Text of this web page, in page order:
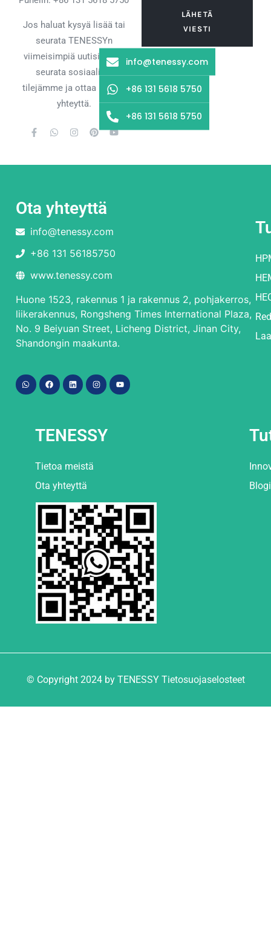
Jos haluat kysyä lisää tai
seurata TENESSYn
viimeisimpiä uutisia, voit
seurata sosiaalisia
tilejämme ja ottaa meihin
yhteyttä.
LÄHETÄ
VIESTI
Ota yhteyttä
info@tenessy.com
+86 131 56185750
www.tenessy.com
Huone 1523, rakennus 1 ja rakennus 2, pohjakerros,
liikerakennus, Rongsheng Times International Plaza,
No. 9 Beiyuan Street, Licheng District, Jinan City,
Shandongin maakunta.
TENESSY
Tietoa meistä
Ota yhteyttä
© Copyright 2024 by TENESSY Tietosuojaselosteet
info@tenessy.com
+86 131 5618 5750
+86 131 5618 5750